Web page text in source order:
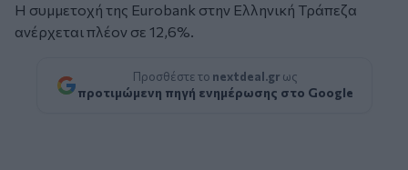
Η συμμετοχή της Eurobank στην Ελληνική Τράπεζα
ανέρχεται πλέον σε 12,6%.
Προσθέστε το nextdeal.gr ως
προτιμώμενη πηγή ενημέρωσης στο Google